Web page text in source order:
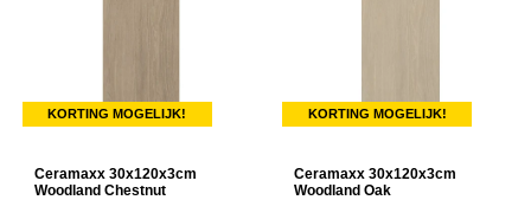
KORTING MOGELIJK!
Ceramaxx 30x120x3cm
Woodland Chestnut
KORTING MOGELIJK!
Ceramaxx 30x120x3cm
Woodland Oak